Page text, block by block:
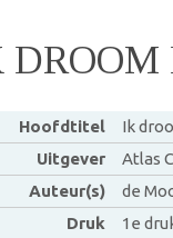
DROOM
Hoofdtitel
Ik
Uitgever
Atlas
Auteur(s)
de
Druk
1e